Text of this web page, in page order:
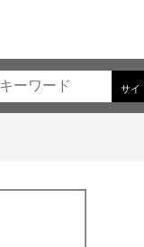
サイ